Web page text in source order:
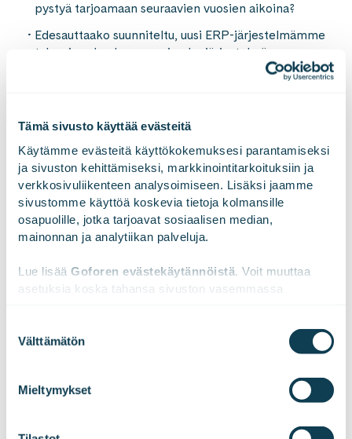
Tämä sivusto käyttää evästeitä
Käytämme evästeitä käyttökokemuksesi parantamiseksi
ja sivuston kehittämiseksi, markkinointitarkoituksiin ja
verkkosivuliikenteen analysoimiseen. Lisäksi jaamme
sivustomme käyttöä koskevia tietoja kolmansille
osapuolille, jotka tarjoavat sosiaalisen median,
mainonnan ja analytiikan palveluja.
Lue lisää Goforen evästekäytännöistä . Voit muuttaa
asetuksia koska tahansa sivuston vasemmassa
valinta
Välttämätön
Mieltymykset
pystyä tarjoamaan seuraavien vuosien aikoina?
Edesauttaako suunniteltu, uusi ERP-järjestelmämme
tulevaisuuden kasvua vai onko järjestelmämme
mallinnettu vain tämän päivän tarpeita varten?
toimintaympäristö, jota varten uudistuvaa ERPiä
rakennetaan. Kun mietit omia asiakkaitasi, mikä on
heille arvokasta tänään, entäpä huomenna?
Lue lisää palveluistamme onnistuneeseen ERP-hankkeisiin
JAA LinkedInissä
X:ssä